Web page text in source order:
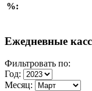
%:
Ежедневные
Фильтровать по:
Год:
Месяц: